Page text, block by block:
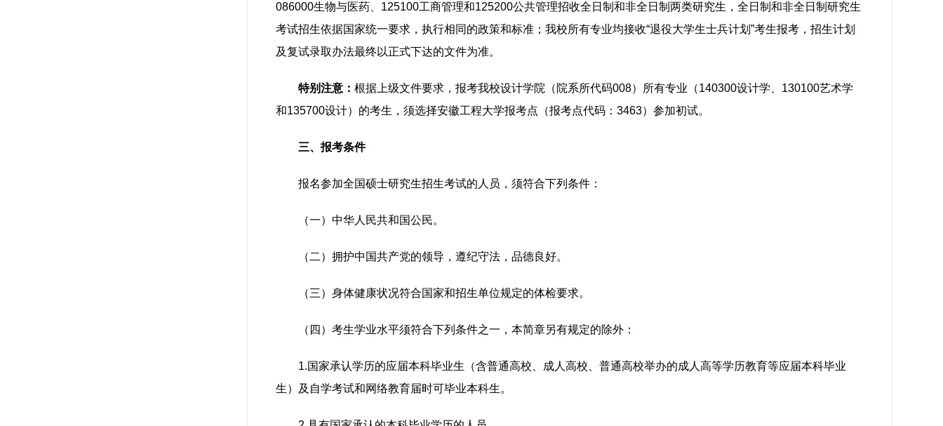
086000生物与医药、125100工商管理和125200公共管理招收全日制和非全日制两类研究生，全日制和非全日制研究生
考试招生依据国家统一要求，执行相同的政策和标准；我校所有专业均接收“退役大学生士兵计划”考生报考，招生计划
及复试录取办法最终以正式下达的文件为准。
特别注意： 根据上级文件要求，报考我校设计学院（院系所代码008）所有专业（140300设计学、130100艺术学
和135700设计）的考生，须选择安徽工程大学报考点（报考点代码：3463）参加初试。
三、 报考条件
报名参加全国硕士研究生招生考试的人员，须符合下列条件：
（一）中华人民共和国公民。
（二）拥护中国共产党的领导，遵纪守法，品德良好。
（三）身体健康状况符合国家和招生单位规定的体检要求。
（四）考生学业水平须符合下列条件之一，本简章另有规定的除外：
1.国家承认学历的应届本科毕业生（含普通高校、成人高校、普通高校举办的成人高等学历教育等应届本科毕业
生）及自学考试和网络教育届时可毕业本科生。